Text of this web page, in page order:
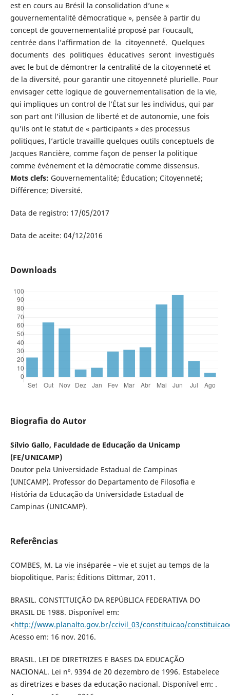
est en cours au Brésil la consolidation d’une «
gouvernementalité démocratique », pensée à partir du
concept de gouvernementalité proposé par Foucault,
centrée dans l’affirmation de la citoyenneté. Quelques
documents des politiques éducatives seront investigués
avec le but de démontrer la centralité de la citoyenneté et
de la diversité, pour garantir une citoyenneté plurielle. Pour
envisager cette logique de gouvernementalisation de la vie,
qui impliques un control de l’État sur les individus, qui par
son part ont l’illusion de liberté et de autonomie, une fois
qu’ils ont le statut de « participants » des processus
politiques, l’article travaille quelques outils conceptuels de
Jacques Rancière, comme façon de penser la politique
comme événement et la démocratie comme dissensus.
Mots clefs: Gouvernementalité; Éducation; Citoyenneté;
Différence; Diversité.
Data de registro: 17/05/2017
Data de aceite: 04/12/2016
Downloads
Biografia do Autor
Sílvio Gallo, Faculdade de Educação da Unicamp
(FE/UNICAMP)
Doutor pela Universidade Estadual de Campinas
(UNICAMP). Professor do Departamento de Filosofia e
História da Educação da Universidade Estadual de
Campinas (UNICAMP).
Referências
COMBES, M. La vie inséparée – vie et sujet au temps de la
biopolitique. Paris: Éditions Dittmar, 2011.
BRASIL. CONSTITUIÇÃO DA REPÚBLICA FEDERATIVA DO
BRASIL DE 1988. Disponível em:
<http://www.planalto.gov.br/ccivil_03/constituicao/
Acesso em: 16 nov. 2016.
BRASIL. LEI DE DIRETRIZES E BASES DA EDUCAÇÃO
NACIONAL. Lei nº. 9394 de 20 dezembro de 1996. Estabelece
as diretrizes e bases da educação nacional. Disponível em: .